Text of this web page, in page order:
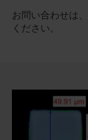
お問い合わせは、
ください。